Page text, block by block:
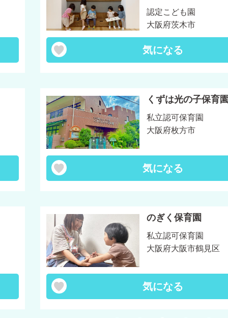
認定こども園
大阪府茨木市
気になる
くずは光の子保育
私立認可保育園
大阪府枚方市
気になる
のぎく保育園
私立認可保育園
大阪府大阪市鶴見区
気になる